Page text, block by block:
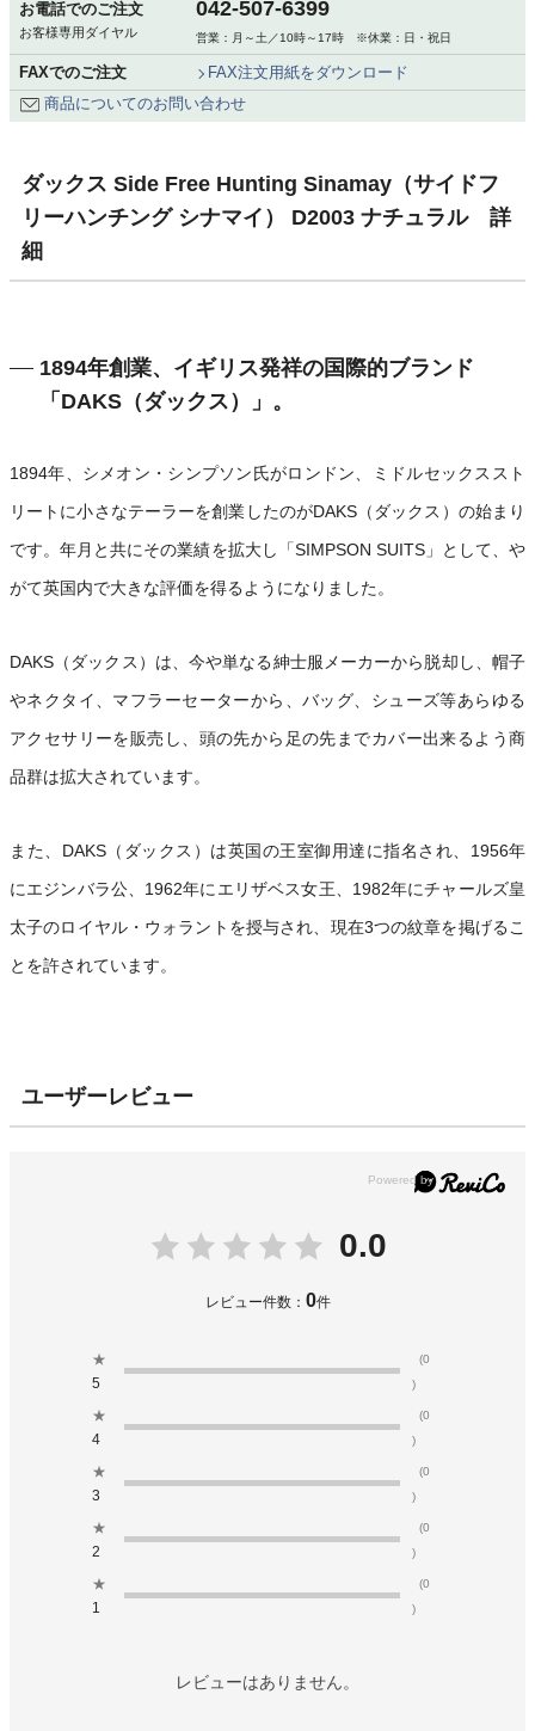
お電話でのご注文
お客様専用ダイヤル
042-507-6399
営業：月～土／10時～17時 ※休業：日・祝日
FAXでのご注文
FAX注文用紙をダウンロード
商品についてのお問い合わせ
ダックス Side Free Hunting Sinamay（サイドフ
リーハンチング シナマイ） D2003 ナチュラル 詳
細
1894年創業、イギリス発祥の国際的ブランド
「DAKS（ダックス）」。
1894年、シメオン・シンプソン氏がロンドン、ミドルセックススト
リートに小さなテーラーを創業したのがDAKS（ダックス）の始まり
です。年月と共にその業績を拡大し「SIMPSON SUITS」として、や
がて英国内で大きな評価を得るようになりました。
DAKS（ダックス）は、今や単なる紳士服メーカーから脱却し、帽子
やネクタイ、マフラーセーターから、バッグ、シューズ等あらゆる
アクセサリーを販売し、頭の先から足の先までカバー出来るよう商
品群は拡大されています。
また、DAKS（ダックス）は英国の王室御用達に指名され、1956年
にエジンバラ公、1962年にエリザベス女王、1982年にチャールズ皇
太子のロイヤル・ウォラントを授与され、現在3つの紋章を掲げるこ
とを許されています。
ユーザーレビュー
0.0
レビュー件数： 0件
★
5
(0
)
★
4
(0
)
★
3
(0
)
★
2
(0
)
★
1
(0
)
レビューはありません。